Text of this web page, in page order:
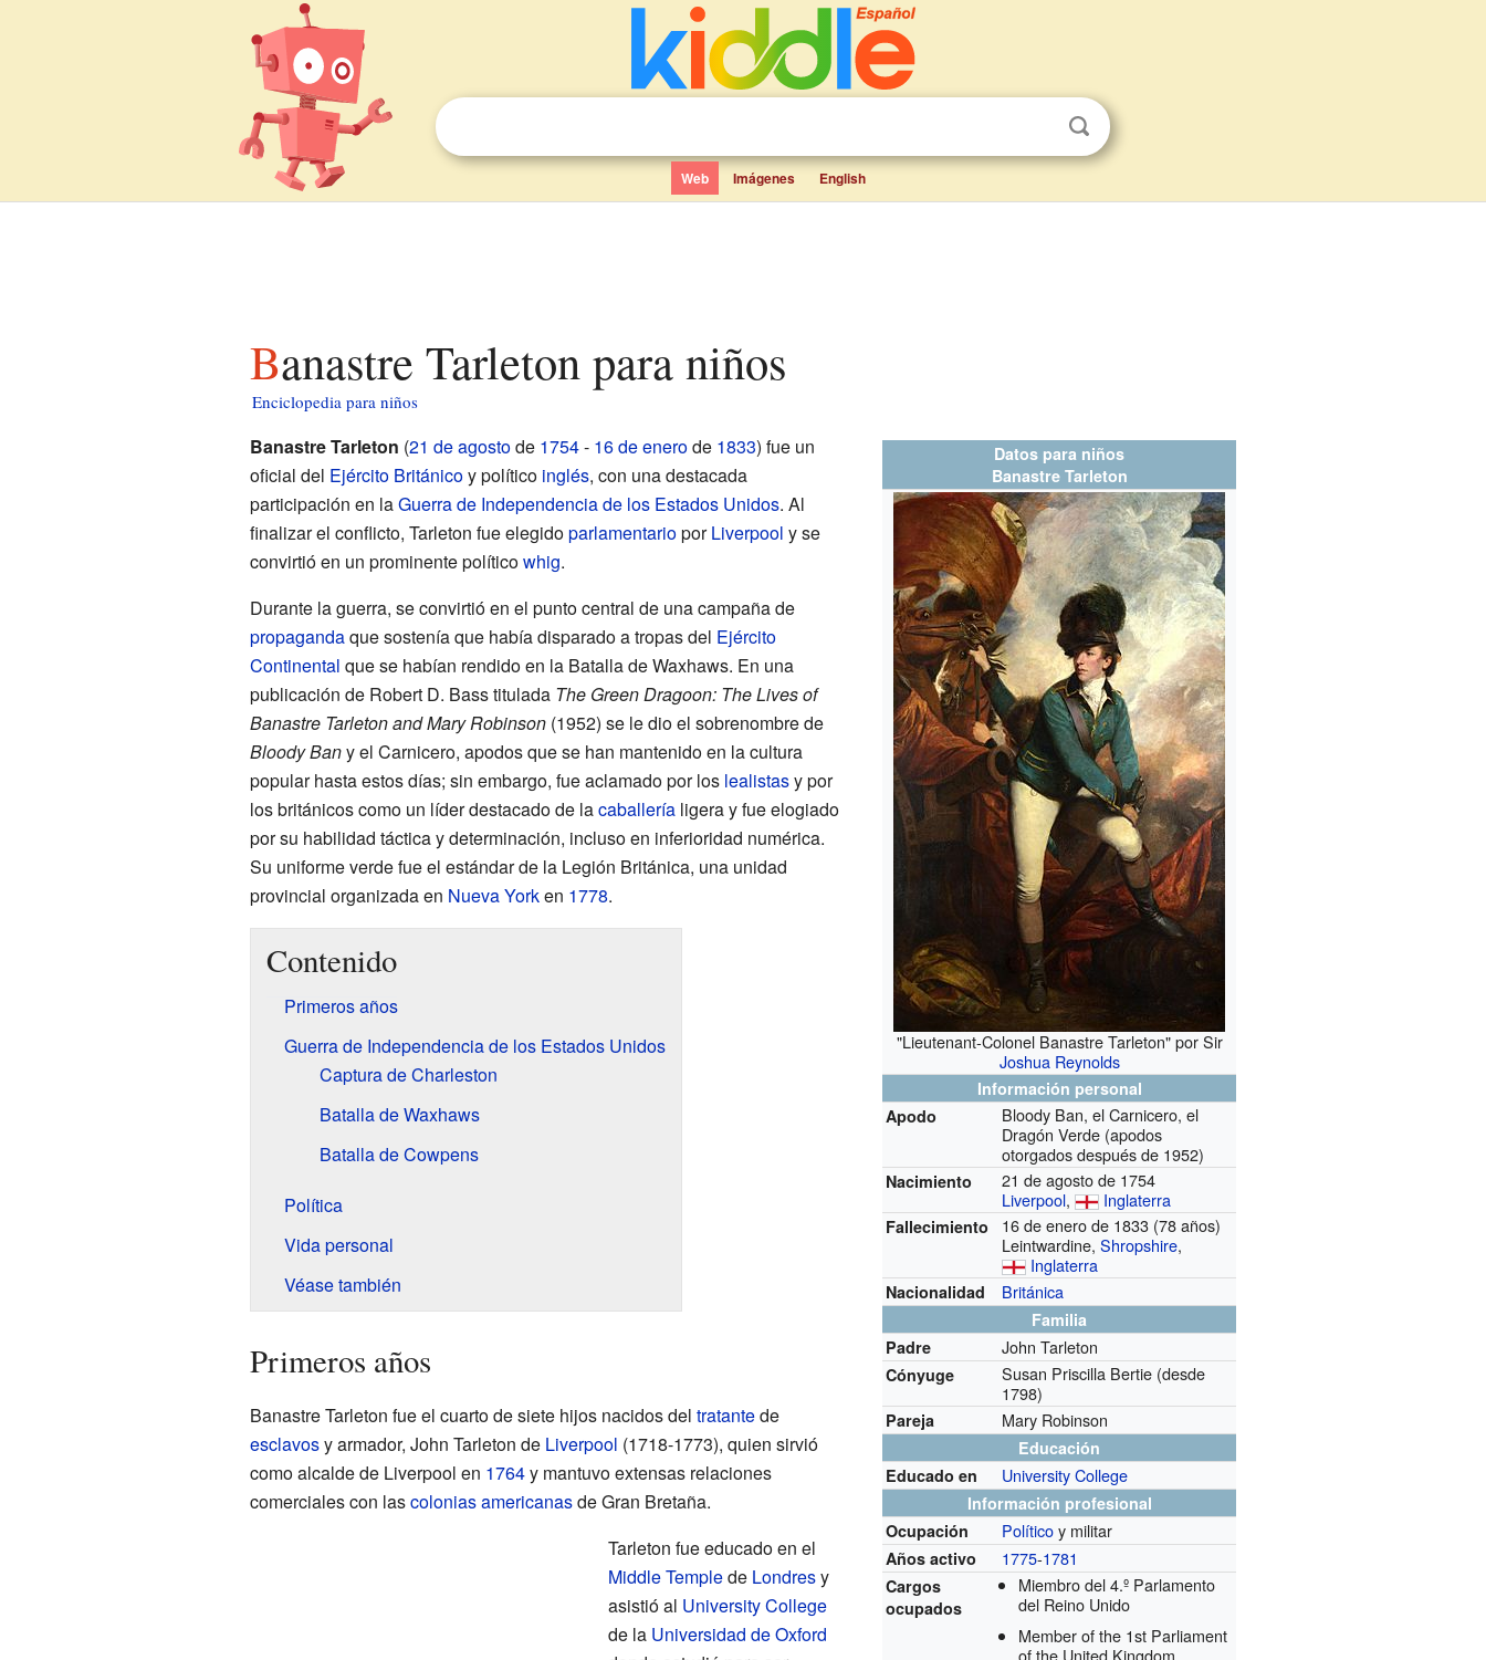
Web Imágenes English
Banastre Tarleton para niños
Enciclopedia para niños
Datos para niños
Banastre Tarleton
"Lieutenant-Colonel Banastre Tarleton" por Sir
Joshua Reynolds
Información personal
Apodo
Bloody Ban, el Carnicero, el
Dragón Verde (apodos
otorgados después de 1952)
Nacimiento
21 de agosto de 1754
Liverpool, Inglaterra
Fallecimiento
16 de enero de 1833 (78 años)
Leintwardine,Shropshire,
Inglaterra
Nacionalidad Británica
Familia
Padre
John Tarleton
Cónyuge Susan Priscilla Bertie (desde
1798)
Pareja Mary Robinson
Educación
Educado en
University College
Información profesional
Ocupación
Políticoy militar
Años activo 1775-1781
Cargos
ocupados
Miembro del 4.º Parlamento
del Reino Unido
Member of the 1st Parliament
of the United Kingdom
Banastre Tarleton (21 de agostode 1754- 16 de enerode 1833) fue un
oficial del Ejército Británicoy político inglés, con una destacada
participación en laGuerra de Independencia de los Estados Unidos. Al
finalizar el conflicto, Tarleton fue elegidoparlamentarioporLiverpool y se
convirtió en un prominente políticowhig.
Durante la guerra, se convirtió en el punto central de una campaña de
propagandaque sostenía que había disparado a tropas del Ejército
Continental que se habían rendido en la Batalla de Waxhaws. En una
publicación de Robert D. Bass titulada The Green Dragoon: The Lives of
Banastre Tarleton and Mary Robinson(1952) se le dio el sobrenombre de
Bloody Bany el Carnicero, apodos que se han mantenido en la cultura
popular hasta estos días; sin embargo, fue aclamado por los lealistasy por
los británicos como un líder destacado de lacaballeríaligera y fue elogiado
por su habilidad táctica y determinación, incluso en inferioridad numérica.
Su uniforme verde fue el estándar de la Legión Británica, una unidad
provincial organizada en Nueva Yorken 1778.
Contenido
Primeros años
Guerra de Independencia de los Estados Unidos
Captura de Charleston
Batalla de Waxhaws
Batalla de Cowpens
Política
Vida personal
Véase también
Primeros años
Banastre Tarleton fue el cuarto de siete hijos nacidos del tratantede
esclavosy armador, John Tarleton de Liverpool (1718-1773), quien sirvió
como alcalde de Liverpool en 1764y mantuvo extensas relaciones
comerciales con lascolonias americanasde Gran Bretaña.
Tarleton fue educado en el
Middle Templede Londresy
asistió al University College
de la Universidad de Oxford